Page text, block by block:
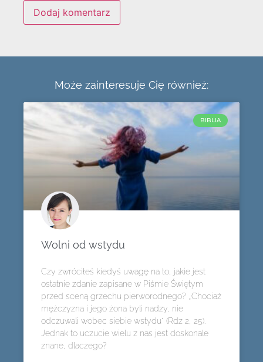
Może zainteresuje Cię również:
BIBLIA
Wolni od wstydu
Czy zwróciłeś kiedyś uwagę na to, jakie jest
ostatnie zdanie zapisane w Piśmie Świętym
przed sceną grzechu pierworodnego? „Chociaż
mężczyzna i jego żona byli nadzy, nie
odczuwali wobec siebie wstydu” (Rdz 2, 25).
Jednak to uczucie wielu z nas jest doskonale
znane, dlaczego?